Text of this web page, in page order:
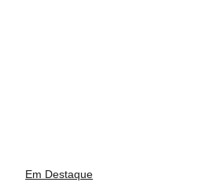
Em Destaque